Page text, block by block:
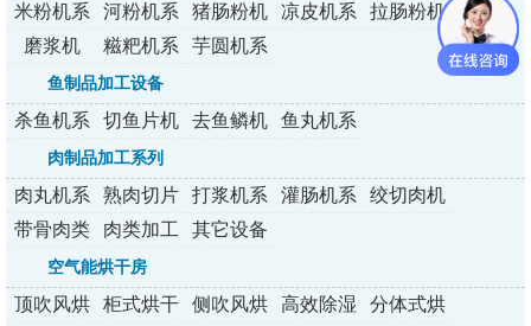
米粉机系
列
河粉机系
列
猪肠粉机
系列
凉皮机系
拉肠粉机
磨浆机
糍粑机系
列
芋圆机系
鱼制品加工设备
杀鱼机系
列
切鱼片机
系列
去鱼鳞机
鱼丸机系
肉制品加工系列
肉丸机系
列
熟肉切片
机系列
打浆机系
列
灌肠机系
绞切肉机
带骨肉类
加工设备
肉类加工
设备
其它设备
空气能烘干房
顶吹风烘
柜式烘干
侧吹风烘
高效除湿
分体式烘